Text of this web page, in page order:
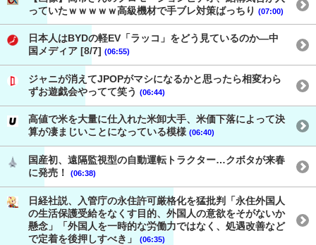
っていたｗｗｗｗｗ高級機材で手ブレ対策ばっちり (07:00)
日本人はBYDの軽EV「ラッコ」をどう見ているのか―中
国メディア [8/7] (06:55)
ジャニが消えてJPOPがマシになるかと思ったら相変わら
ずお遊戯会やってて笑う (06:44)
高値で米を大量に仕入れた米卸大手、米価下落によって決
算が凄まじいことになっている模様 (06:40)
国産初、遠隔監視型の自動運転トラクター…クボタが来春
に発売！
(06:38)
日経社説、入管庁の永住許可厳格化を猛批判「永住外国人
の生活保護受給をなくす目的、外国人の意欲をそがないか
懸念」「外国人を一時的な労働力ではなく、処遇改善など
で定着を後押しすべき」
(06:35)